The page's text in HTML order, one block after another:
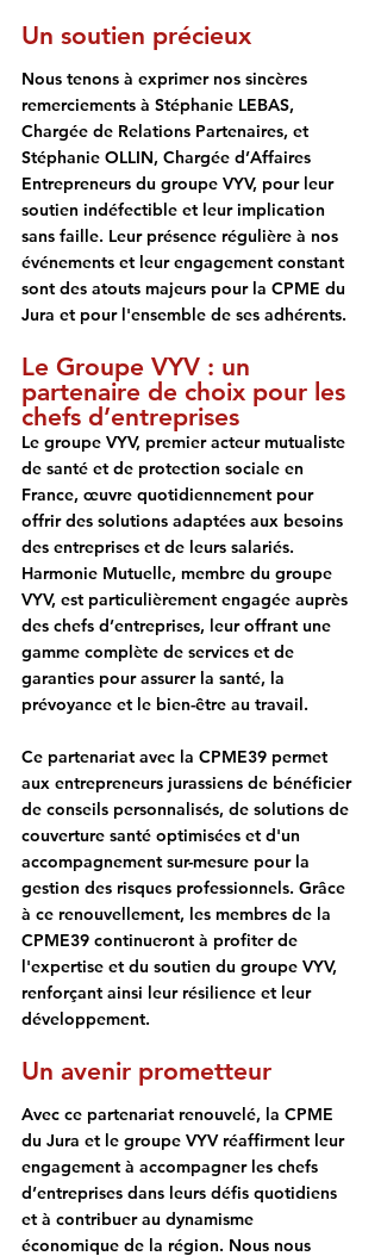
Un soutien précieux
Nous tenons à exprimer nos sincères
remerciements à Stéphanie LEBAS,
Chargée de Relations Partenaires, et
Stéphanie OLLIN, Chargée d’Affaires
Entrepreneurs du groupe VYV, pour leur
soutien indéfectible et leur implication
sans faille. Leur présence régulière à nos
événements et leur engagement constant
sont des atouts majeurs pour la CPME du
Jura et pour l'ensemble de ses adhérents.
Le Groupe VYV : un
partenaire de choix pour les
chefs d’entreprises
Le groupe VYV, premier acteur mutualiste
de santé et de protection sociale en
France, œuvre quotidiennement pour
offrir des solutions adaptées aux besoins
des entreprises et de leurs salariés.
Harmonie Mutuelle, membre du groupe
VYV, est particulièrement engagée auprès
des chefs d’entreprises, leur offrant une
gamme complète de services et de
garanties pour assurer la santé, la
prévoyance et le bien-être au travail.
Ce partenariat avec la CPME39 permet
aux entrepreneurs jurassiens de bénéficier
de conseils personnalisés, de solutions de
couverture santé optimisées et d'un
accompagnement sur-mesure pour la
gestion des risques professionnels. Grâce
à ce renouvellement, les membres de la
CPME39 continueront à profiter de
l'expertise et du soutien du groupe VYV,
renforçant ainsi leur résilience et leur
développement.
Un avenir prometteur
Avec ce partenariat renouvelé, la CPME
du Jura et le groupe VYV réaffirment leur
engagement à accompagner les chefs
d’entreprises dans leurs défis quotidiens
et à contribuer au dynamisme
économique de la région. Nous nous